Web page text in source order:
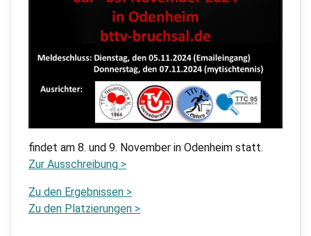
findet am 8. und 9. November in Odenheim statt.
Zur Ausschreibung >
Zu den Ergebnissen >
Zu den Platzierungen >